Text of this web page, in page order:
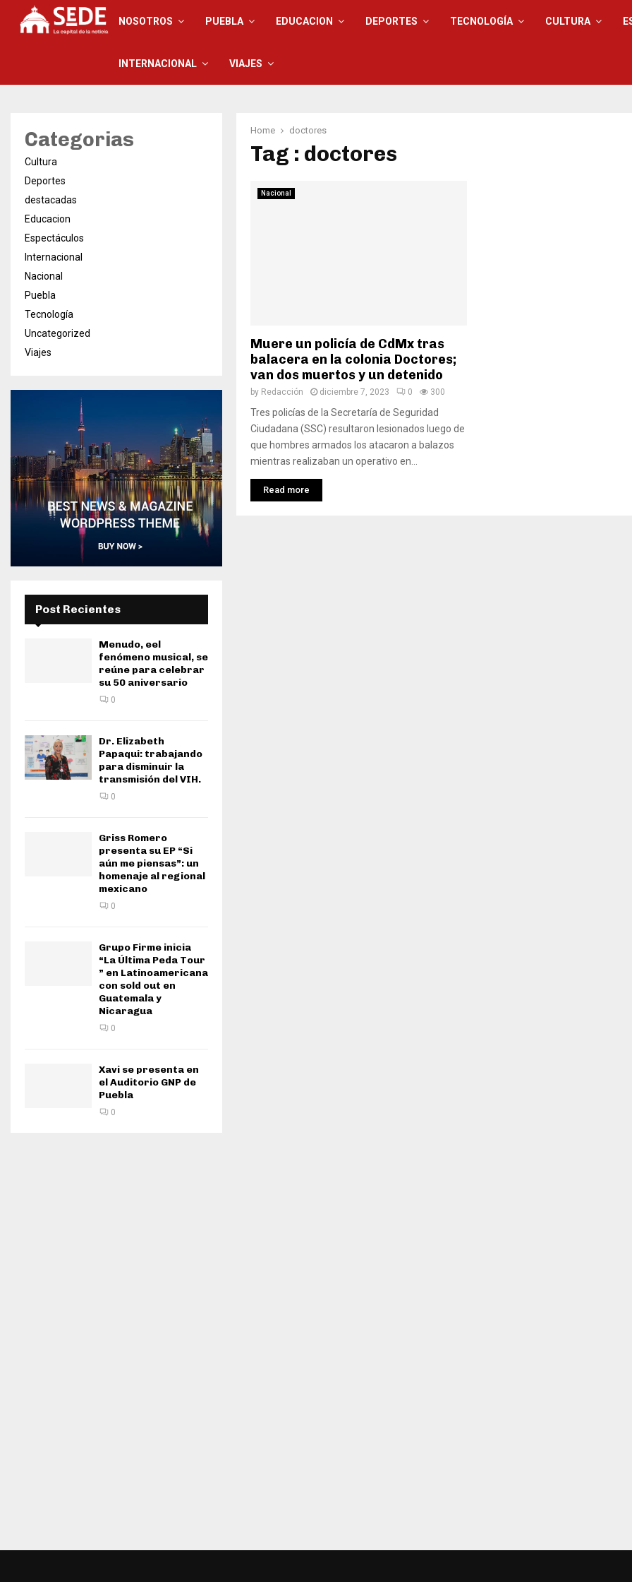
NOSOTROS PUEBLA EDUCACION DEPORTES TECNOLOGÍA CULTURA
INTERNACIONAL VIAJES
Home doctores
Tag : doctores
Nacional
Muere un policía de CdMx tras
balacera en la colonia Doctores;
van dos muertos y un detenido
by Redacción diciembre 7, 2023 0 300
Tres policías de la Secretaría de Seguridad
Ciudadana (SSC) resultaron lesionados luego de
que hombres armados los atacaron a balazos
mientras realizaban un operativo en...
Read more
Categorias
Cultura
Deportes
destacadas
Educacion
Espectáculos
Internacional
Nacional
Puebla
Tecnología
Uncategorized
Viajes
Post Recientes
Menudo, eel
fenómeno musical, se
reúne para celebrar
su 50 aniversario
0
Dr. Elizabeth
Papaqui: trabajando
para disminuir la
transmisión del VIH.
0
Griss Romero
presenta su EP “Si
aún me piensas”: un
homenaje al regional
mexicano
0
Grupo Firme inicia
“La Última Peda Tour
” en Latinoamericana
con sold out en
Guatemala y
Nicaragua
0
Xavi se presenta en
el Auditorio GNP de
Puebla
0